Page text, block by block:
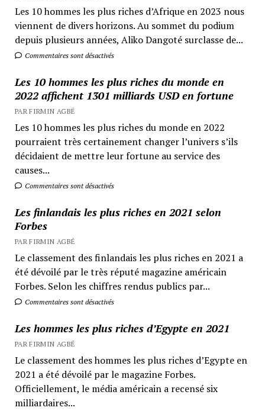
Les 10 hommes les plus riches d’Afrique en 2023 nous
viennent de divers horizons. Au sommet du podium
depuis plusieurs années, Aliko Dangoté surclasse de...
Commentaires sont désactivés
Les 10 hommes les plus riches du monde en
2022 affichent 1301 milliards USD en fortune
PAR FIRMIN AGBÉ
Les 10 hommes les plus riches du monde en 2022
pourraient très certainement changer l’univers s’ils
décidaient de mettre leur fortune au service des
causes...
Commentaires sont désactivés
Les finlandais les plus riches en 2021 selon
Forbes
PAR FIRMIN AGBÉ
Le classement des finlandais les plus riches en 2021 a
été dévoilé par le très réputé magazine américain
Forbes. Selon les chiffres rendus publics par...
Commentaires sont désactivés
Les hommes les plus riches d’Egypte en 2021
PAR FIRMIN AGBÉ
Le classement des hommes les plus riches d’Egypte en
2021 a été dévoilé par le magazine Forbes.
Officiellement, le média américain a recensé six
milliardaires...